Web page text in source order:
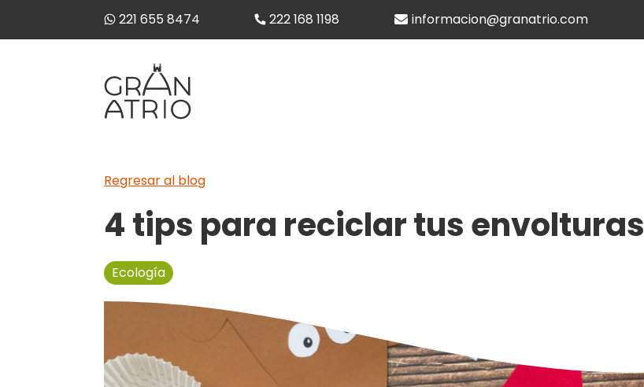
221 655 8474 222 168 1198 informacion@granatrio.com
Regresar al blog
4 tips para reciclar tus envolturas
Ecología